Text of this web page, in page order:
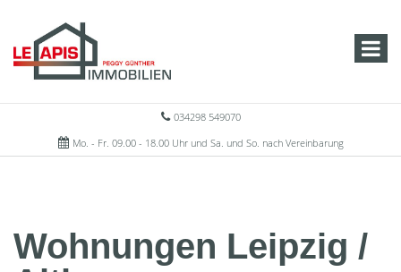
034298 549070
Mo. - Fr. 09.00 - 18.00 Uhr und Sa. und So. nach Vereinbarung
Wohnungen Leipzig /